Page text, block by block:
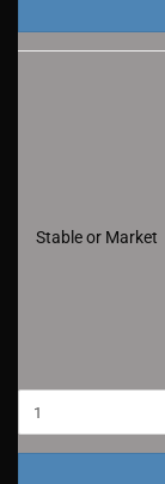
Stable or Market